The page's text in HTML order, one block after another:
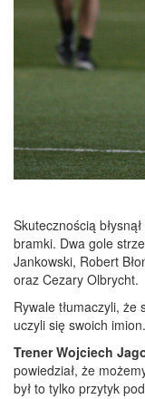
Skutecznością
bramki. Dwa gole
Jankowski, Robert
oraz Cezary Olbrycht.
Rywale tłumaczyli,
uczyli się swoich imion.
Trener Wojciech
powiedział, że
był to tylko przytyk